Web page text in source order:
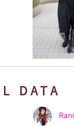
DATA
Rani